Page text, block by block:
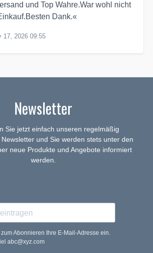
und Top Wahre.War wohl nicht
Dank.«
17, 2026 09:55
Newsletter
Sie jetzt einfach unseren regelmäßig
und Sie werden stets unter den
neue Produkte und Angebote informiert
werden.
Abonnieren Ihre E-Mail-Adresse ein.
abc@xyz.com